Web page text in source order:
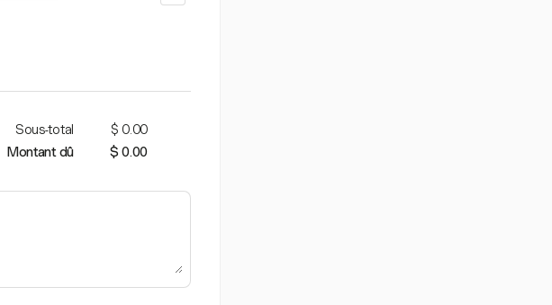
Sous-total
$ 0.00
Montant dû
$ 0.00